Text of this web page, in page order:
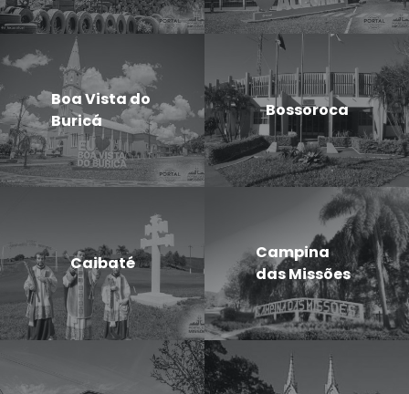
Boa Vista do
Buricá
Bossoroca
Caibaté
Campina
das Missões